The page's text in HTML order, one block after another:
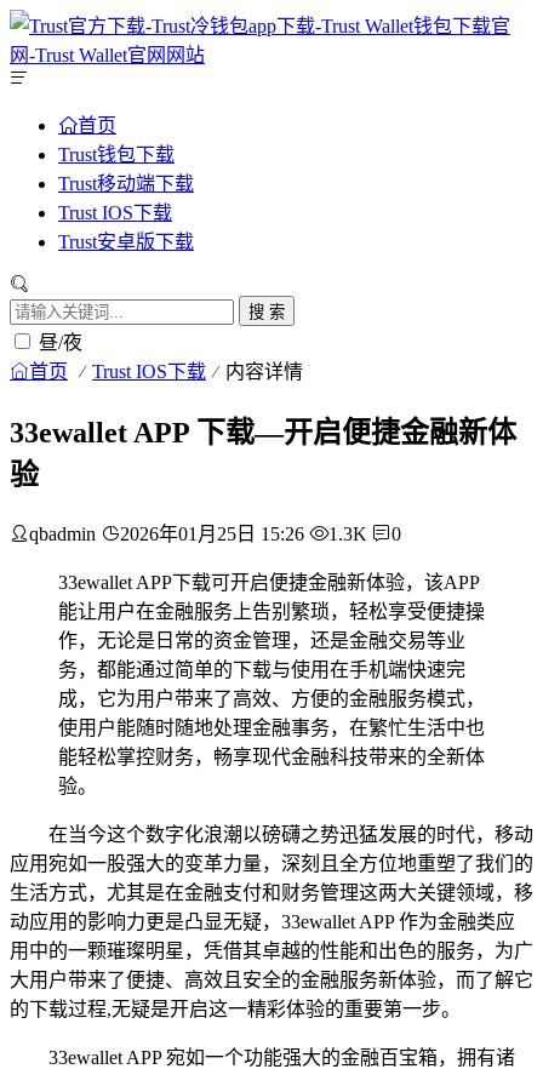
首页
Trust钱包下载
Trust移动端下载
Trust IOS下载
Trust安卓版下载
搜 索
昼/夜
首页 Trust IOS下载 内容详情
33ewallet APP 下载—开启便捷金融新体
验
qbadmin 2026年01月25日 15:26 1.3K 0
33ewallet APP下载可开启便捷金融新体验，该APP
能让用户在金融服务上告别繁琐，轻松享受便捷操
作，无论是日常的资金管理，还是金融交易等业
务，都能通过简单的下载与使用在手机端快速完
成，它为用户带来了高效、方便的金融服务模式，
使用户能随时随地处理金融事务，在繁忙生活中也
能轻松掌控财务，畅享现代金融科技带来的全新体
验。
在当今这个数字化浪潮以磅礴之势迅猛发展的时代，移动
应用宛如一股强大的变革力量，深刻且全方位地重塑了我们的
生活方式，尤其是在金融支付和财务管理这两大关键领域，移
动应用的影响力更是凸显无疑，33ewallet APP 作为金融类应
用中的一颗璀璨明星，凭借其卓越的性能和出色的服务，为广
大用户带来了便捷、高效且安全的金融服务新体验，而了解它
的下载过程,无疑是开启这一精彩体验的重要第一步。
33ewallet APP 宛如一个功能强大的金融百宝箱，拥有诸